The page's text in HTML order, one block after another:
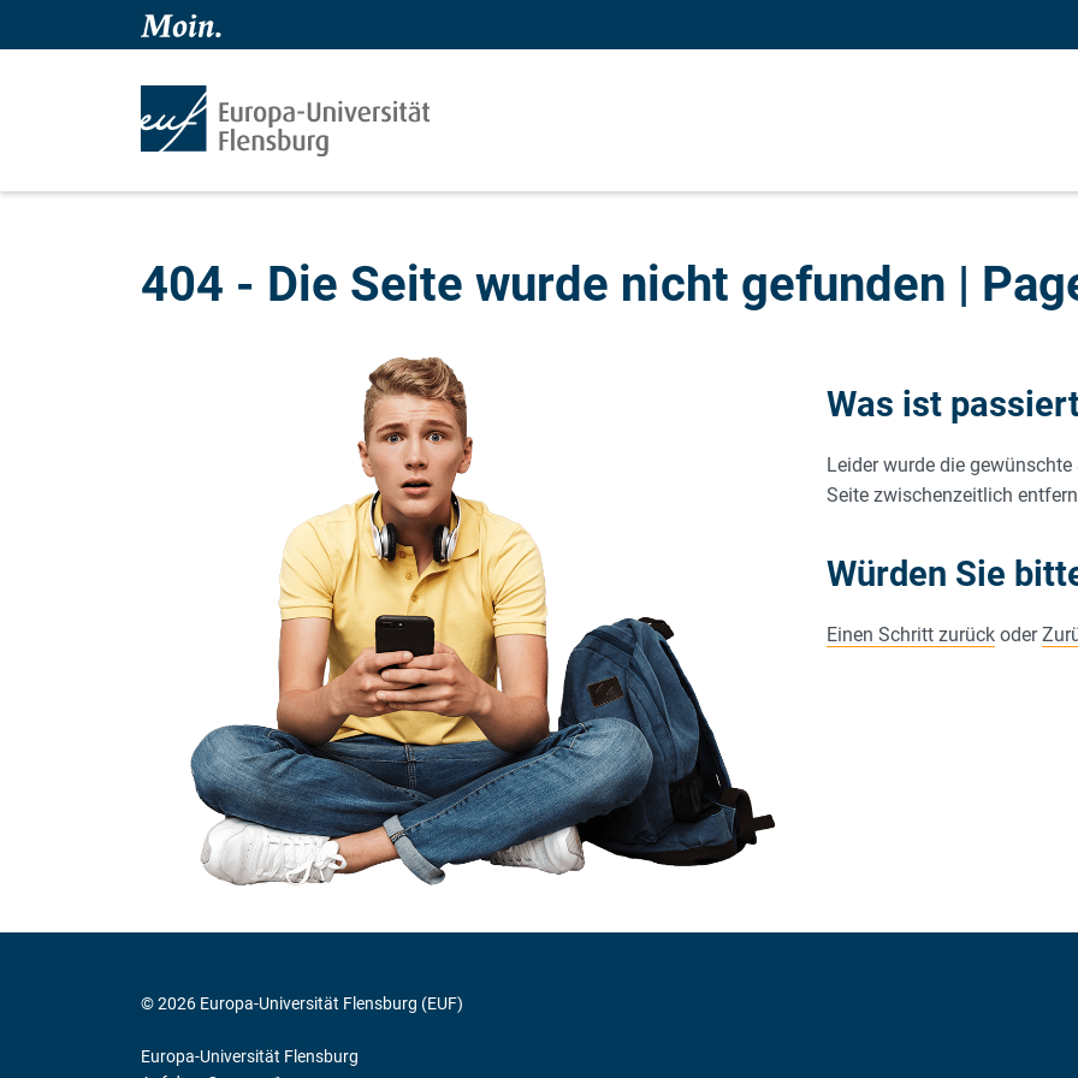
404 - Die Seite wurde nicht gefunden |
Was ist
Leider wurde die
Seite zwischenzeitlich
Würden Sie
Einen Schritt zurück oder
© 2026 Europa-Universität Flensburg (EUF)
Europa-Universität Flensburg